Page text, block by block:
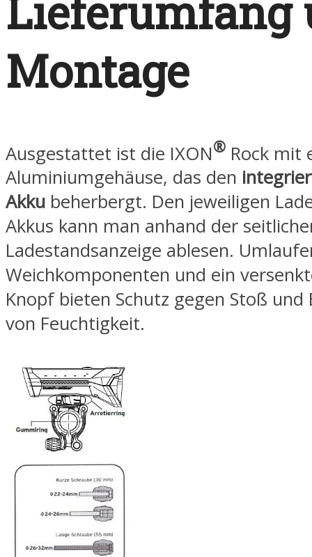
Lieferumfang
Montage
Ausgestattet ist die IXON® Rock mit
Aluminiumgehäuse, das den
Akku beherbergt. Den jeweiligen
Akkus kann man anhand der
Ladestandsanzeige ablesen.
Weichkomponenten und ein
Knopf bieten Schutz gegen Stoß und
von Feuchtigkeit.